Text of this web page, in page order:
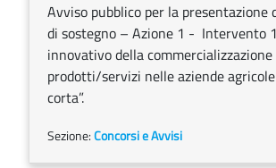
Avviso pubblico per la presentazione
di sostegno – Azione 1 - Intervento
innovativo della
prodotti/servizi nelle aziende
corta”.
Sezione:Concorsi e Avvisi